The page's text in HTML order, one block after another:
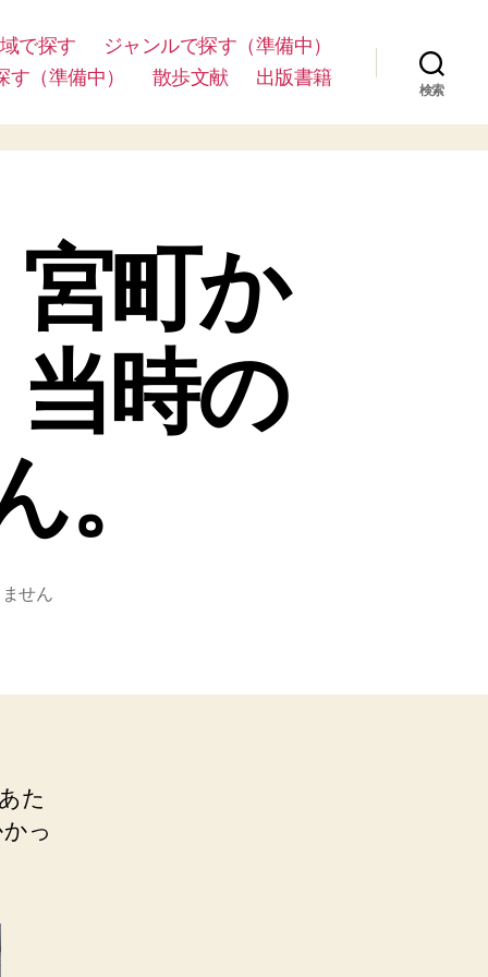
で探す
ジャンルで探す（準備中）
す（準備中）
散歩文献 出版書籍
検索
町か
時の
。
せん
た
っ